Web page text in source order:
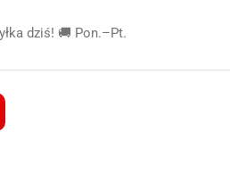
dziś! 🚚 Pon.–Pt.